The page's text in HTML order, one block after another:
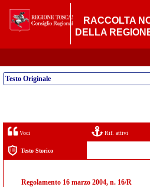
RACCOLTA
DELLA
Testo Originale
Voci Rif. attivi
Testo Storico
Regolamento 16 marzo 2004, n. 16/R